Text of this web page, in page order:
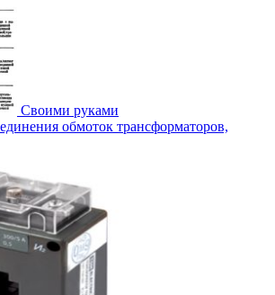
Своими руками
обмоток трансформаторов,